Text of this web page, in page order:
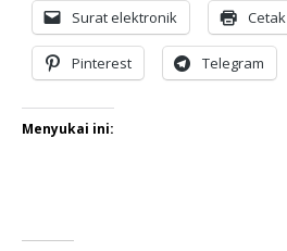
Surat elektronik Cetak
Pinterest Telegram
Menyukai ini: